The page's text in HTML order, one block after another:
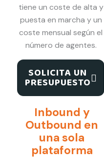
tiene un coste de alta y
puesta en marcha y un
coste mensual según el
número de agentes.
SOLICITA UN
PRESUPUESTO
Inbound y
Outbound en
una sola
plataforma